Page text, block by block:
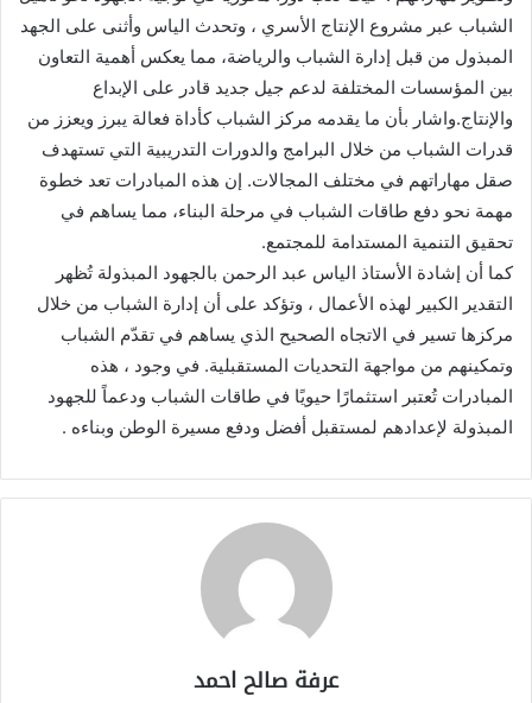
الشباب عبر مشروع الإنتاج الأسري ، وتحدث الياس وأثنى على الجهد
المبذول من قبل إدارة الشباب والرياضة، مما يعكس أهمية التعاون
بين المؤسسات المختلفة لدعم جيل جديد قادر على الإبداع
والإنتاج.واشار بأن ما يقدمه مركز الشباب كأداة فعالة يبرز ويعزز من
قدرات الشباب من خلال البرامج والدورات التدريبية التي تستهدف
صقل مهاراتهم في مختلف المجالات. إن هذه المبادرات تعد خطوة
مهمة نحو دفع طاقات الشباب في مرحلة البناء، مما يساهم في
تحقيق التنمية المستدامة للمجتمع.
كما أن إشادة الأستاذ الياس عبد الرحمن بالجهود المبذولة تُظهر
التقدير الكبير لهذه الأعمال ، وتؤكد على أن إدارة الشباب من خلال
مركزها تسير في الاتجاه الصحيح الذي يساهم في تقدّم الشباب
وتمكينهم من مواجهة التحديات المستقبلية. في وجود ، هذه
المبادرات تُعتبر استثمارًا حيويًا في طاقات الشباب ودعماً للجهود
المبذولة لإعدادهم لمستقبل أفضل ودفع مسيرة الوطن وبناءه .
عرفة صالح احمد